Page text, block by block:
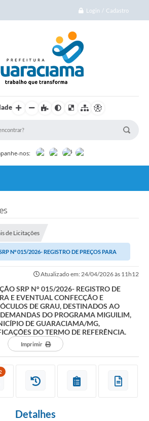
Login / Cadastro
nos:
de Licitações
N° 015/2026- REGISTRO DE PREÇOS PARA
Atualizado em: 24/04/2026 às 11h12
SRP N° 015/2026- REGISTRO DE
E EVENTUAL CONFECÇÃO E
DE GRAU, DESTINADOS AO
DO PROGRAMA MIGUILIM,
DE GUARACIAMA/MG,
DO TERMO DE REFERÊNCIA.
Imprimir
Detalhes